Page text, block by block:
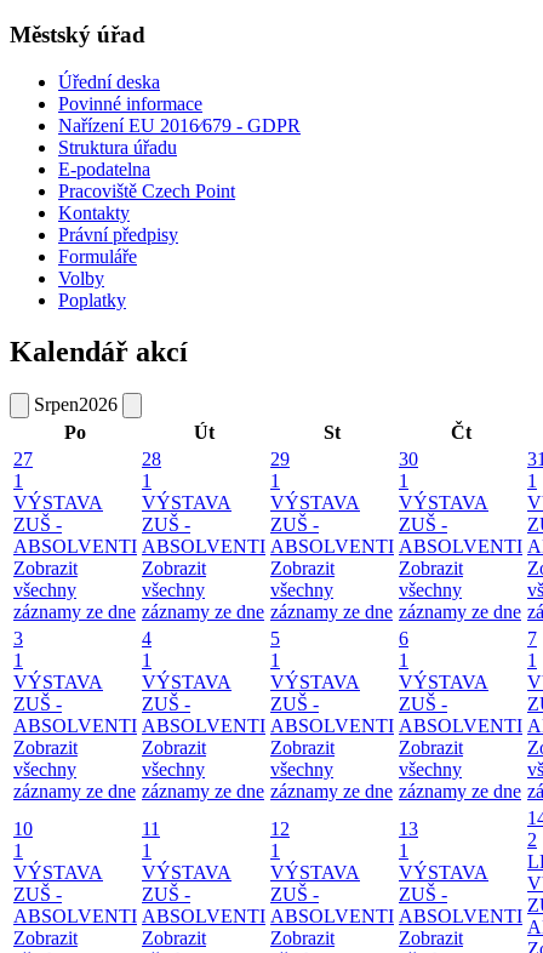
Městský úřad
Úřední deska
Povinné informace
Nařízení EU 2016⁄679 - GDPR
Struktura úřadu
E-podatelna
Pracoviště Czech Point
Kontakty
Právní předpisy
Formuláře
Volby
Poplatky
Kalendář akcí
Srpen2026
Po
Út St
Čt
27
1
VÝSTAVA
ZUŠ -
ABSOLVENTI
Zobrazit
všechny
záznamy ze dne
28
1
VÝSTAVA
ZUŠ -
ABSOLVENTI
Zobrazit
všechny
záznamy ze dne
29
1
VÝSTAVA
ZUŠ -
ABSOLVENTI
Zobrazit
všechny
záznamy ze dne
30
1
VÝSTAVA
ZUŠ -
ABSOLVENTI
Zobrazit
všechny
záznamy ze dne
1
3
1
VÝSTAVA
ZUŠ -
ABSOLVENTI
Zobrazit
všechny
záznamy ze dne
4
1
VÝSTAVA
ZUŠ -
ABSOLVENTI
Zobrazit
všechny
záznamy ze dne
5
1
VÝSTAVA
ZUŠ -
ABSOLVENTI
Zobrazit
všechny
záznamy ze dne
6
1
VÝSTAVA
ZUŠ -
ABSOLVENTI
Zobrazit
všechny
záznamy ze dne
7
1
10
1
VÝSTAVA
ZUŠ -
ABSOLVENTI
Zobrazit
11
1
VÝSTAVA
ZUŠ -
ABSOLVENTI
Zobrazit
12
1
VÝSTAVA
ZUŠ -
ABSOLVENTI
Zobrazit
13
1
VÝSTAVA
ZUŠ -
ABSOLVENTI
Zobrazit
2